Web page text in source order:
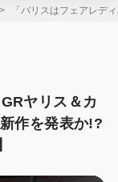
「バリスはフェアレデ
ヤリス＆カ
作を発表か!?